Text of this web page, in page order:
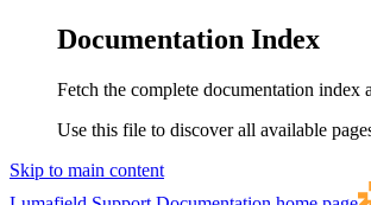
Documentation Index
Fetch the complete documentation index
Use this file to discover all available
Skip to main content